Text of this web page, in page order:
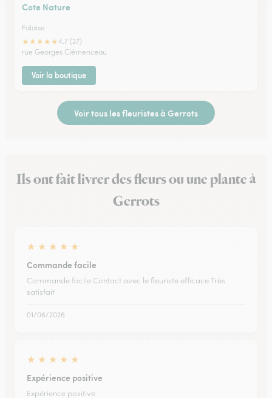
Cote Nature
Falaise
★★★★★4.7 (27)
rue Georges Clémenceau
Voir la boutique
Voir tous les fleuristes à Gerrots
Ils ont fait livrer des fleurs ou une plante à
Gerrots
★ ★ ★ ★ ★
Commande facile
Commande facile Contact avec le fleuriste efficace Très
satisfait
01/06/2026
★ ★ ★ ★ ★
Expérience positive
Expérience positive